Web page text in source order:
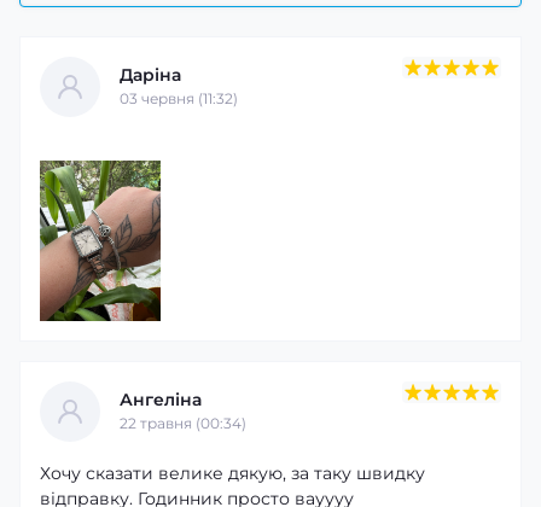
Даріна
03 червня (11:32)
Ангеліна
22 травня (00:34)
Хочу сказати велике дякую, за таку швидку
відправку. Годинник просто вауууу